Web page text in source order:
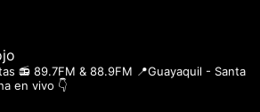
📻 89.7FM & 88.9FM 📍Guayaquil - Santa
en vivo 👇